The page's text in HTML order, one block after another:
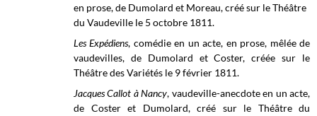
en prose, de Dumolard et Moreau, créé sur leThéâtre
du Vaudeville le 5 octobre 1811.
Les Expédiens, comédie en un acte, en prose, mêlée de
vaudevilles, de Dumolard et Coster, créée sur le
Théâtre des Variétés le 9 février 1811.
Jacques Callot à Nancy, vaudeville-anecdote en un acte,
de Coster et Dumolard, créé sur le Théâtre du